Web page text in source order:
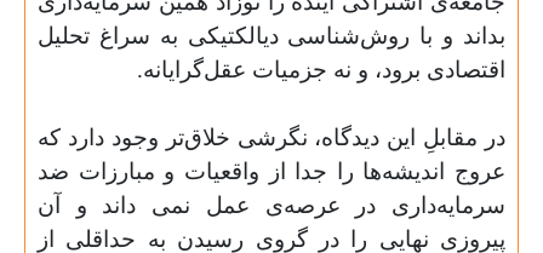
بداند و با روش‌شناسی دیالکتیکی به سراغ تحلیل
اقتصادی برود، و نه جزمیات عقل‌گرایانه.
در مقابلِ این دیدگاه، نگرشی خلاق‌تر وجود دارد که
عروج اندیشه‌ها را جدا از واقعیات و مبارزات ضد
سرمایه‌داری در عرصه‌ی عمل نمی داند و آن
پیروزی نهایی را در گروی رسیدن به حداقلی از